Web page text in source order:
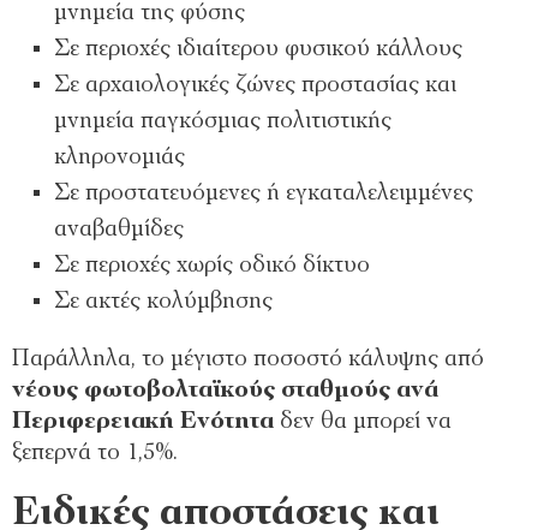
μνημεία της φύσης
Σε περιοχές ιδιαίτερου φυσικού κάλλους
Σε αρχαιολογικές ζώνες προστασίας και
μνημεία παγκόσμιας πολιτιστικής
κληρονομιάς
Σε προστατευόμενες ή εγκαταλελειμμένες
αναβαθμίδες
Σε περιοχές χωρίς οδικό δίκτυο
Σε ακτές κολύμβησης
Παράλληλα, το μέγιστο ποσοστό κάλυψης από
νέους φωτοβολταϊκούς σταθμούς ανά
Περιφερειακή Ενότητα δεν θα μπορεί να
ξεπερνά το 1,5%.
Ειδικές αποστάσεις και